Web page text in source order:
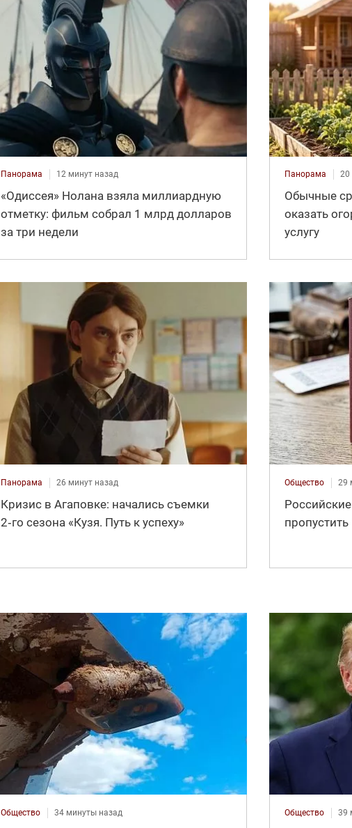
Панорама 12 минут назад
«Одиссея» Нолана взяла миллиардную
отметку: фильм собрал 1 млрд долларов
за три недели
Панорама 20
Обычные
оказать
услугу
Панорама 26 минут назад
Кризис в Агаповке: начались съемки
2‑го сезона «Кузя. Путь к успеху»
Общество 29
Общество 34 минуты назад Общество 39